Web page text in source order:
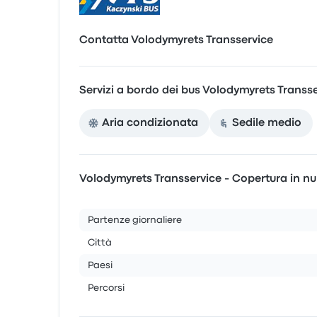
Contatta Volodymyrets Transservice
Servizi a bordo dei bus Volodymyrets
Aria condizionata Sedile medio
Volodymyrets Transservice - Copertura in
Partenze giornaliere
Città
Paesi
Percorsi